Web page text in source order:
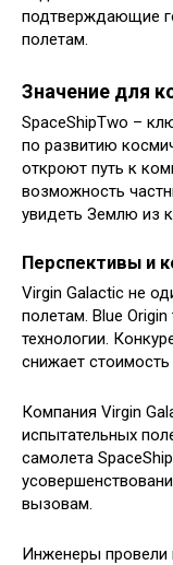
подтверждающие
полетам.
Значение для
SpaceShipTwo –
по развитию
откроют путь к
возможность
увидеть Землю из
Перспективы и
Virgin Galactic не
полетам. Blue
технологии.
снижает
Компания Virgin
испытательных
самолета
вызовам.
Инженеры провели